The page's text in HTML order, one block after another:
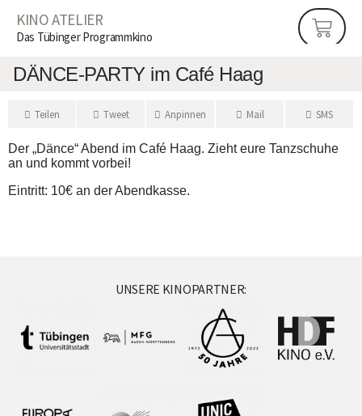
KINO ATELIER
Das Tübinger Programmkino
DÄNCE-PARTY im Café Haag
Tei­len Tweet Anpin­nen Mail SMS
Der „Dän­ce“ Abend im Café Haag. Zieht eure Tanz­schu­he
an und kommt vorbei!
Ein­tritt: 10€ an der Abendkasse.
UNSERE KINOPARTNER: